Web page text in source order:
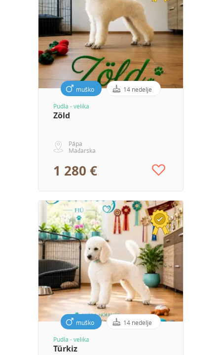
muško 14 nedelje
Pudla - velika
Zöld
Pápa
Mađarska
1 280 €
muško 14 nedelje
Pudla - velika
Türkiz